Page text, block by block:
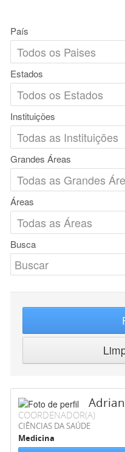
País
Estados
Instituições
Grandes Áreas
Áreas
Busca
COORDENADOR(A)
CIÊNCIAS DA SAÚDE
Medicina